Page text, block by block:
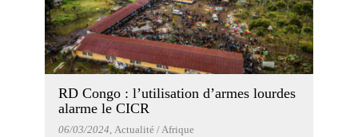
RD Congo : l’utilisation d’armes lourdes
alarme le CICR
06/03/2024, Actualité / Afrique